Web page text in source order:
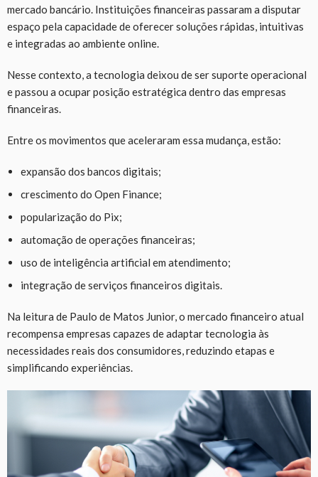
mercado bancário. Instituições financeiras passaram a disputar
espaço pela capacidade de oferecer soluções rápidas, intuitivas
e integradas ao ambiente online.
Nesse contexto, a tecnologia deixou de ser suporte operacional
e passou a ocupar posição estratégica dentro das empresas
financeiras.
Entre os movimentos que aceleraram essa mudança, estão:
expansão dos bancos digitais;
crescimento do Open Finance;
popularização do Pix;
automação de operações financeiras;
uso de inteligência artificial em atendimento;
integração de serviços financeiros digitais.
Na leitura de Paulo de Matos Junior, o mercado financeiro atual
recompensa empresas capazes de adaptar tecnologia às
necessidades reais dos consumidores, reduzindo etapas e
simplificando experiências.